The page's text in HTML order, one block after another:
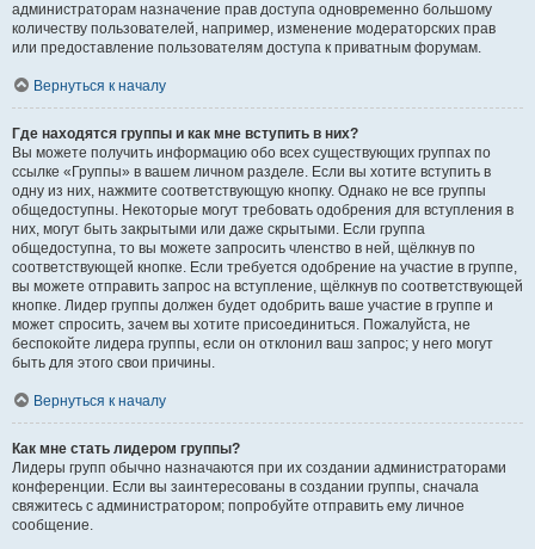
администраторам назначение прав доступа одновременно большому
количеству пользователей, например, изменение модераторских прав
или предоставление пользователям доступа к приватным форумам.
Вернуться к началу
Где находятся группы и как мне вступить в них?
Вы можете получить информацию обо всех существующих группах по
ссылке «Группы» в вашем личном разделе. Если вы хотите вступить в
одну из них, нажмите соответствующую кнопку. Однако не все группы
общедоступны. Некоторые могут требовать одобрения для вступления в
них, могут быть закрытыми или даже скрытыми. Если группа
общедоступна, то вы можете запросить членство в ней, щёлкнув по
соответствующей кнопке. Если требуется одобрение на участие в группе,
вы можете отправить запрос на вступление, щёлкнув по соответствующей
кнопке. Лидер группы должен будет одобрить ваше участие в группе и
может спросить, зачем вы хотите присоединиться. Пожалуйста, не
беспокойте лидера группы, если он отклонил ваш запрос; у него могут
быть для этого свои причины.
Вернуться к началу
Как мне стать лидером группы?
Лидеры групп обычно назначаются при их создании администраторами
конференции. Если вы заинтересованы в создании группы, сначала
свяжитесь с администратором; попробуйте отправить ему личное
сообщение.